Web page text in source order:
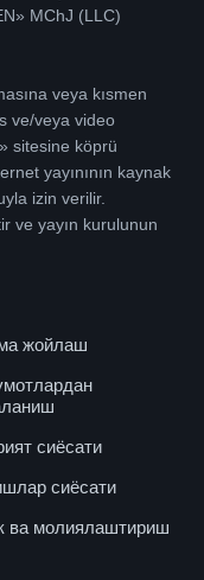
MChJ (LLC)
veya kısmen
ve/veya video
sitesine köprü
yayınının kaynak
izin verilir.
ve yayın kurulunun
жойлаш
сиёсати
сиёсати
ва молиялаштириш